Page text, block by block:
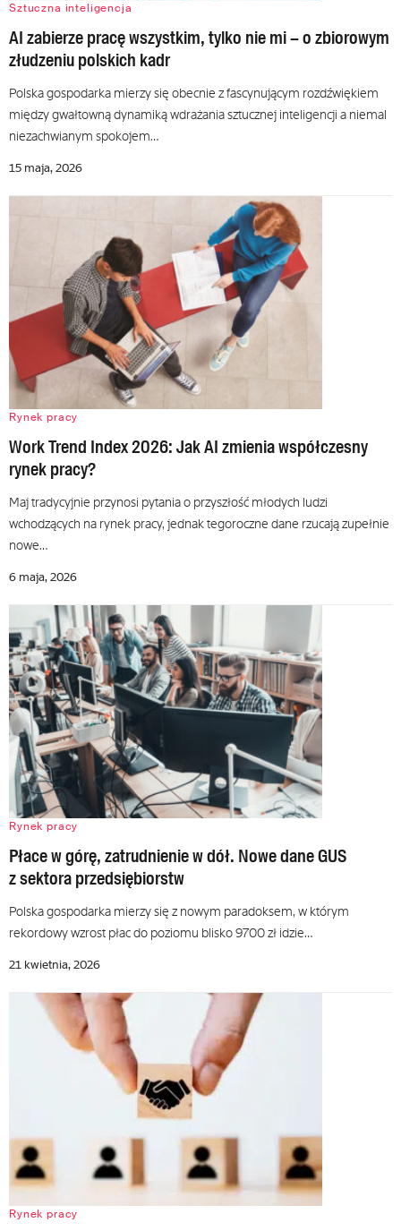
Sztuczna inteligencja
AI zabierze pracę wszystkim, tylko nie mi – o zbiorowym
złudzeniu polskich kadr
Polska gospodarka mierzy się obecnie z fascynującym rozdźwiękiem
między gwałtowną dynamiką wdrażania sztucznej inteligencji a niemal
niezachwianym spokojem…
15 maja, 2026
Rynek pracy
Work Trend Index 2026: Jak AI zmienia współczesny
rynek pracy?
Maj tradycyjnie przynosi pytania o przyszłość młodych ludzi
wchodzących na rynek pracy, jednak tegoroczne dane rzucają zupełnie
nowe…
6 maja, 2026
Rynek pracy
Płace w górę, zatrudnienie w dół. Nowe dane GUS
z sektora przedsiębiorstw
Polska gospodarka mierzy się z nowym paradoksem, w którym
rekordowy wzrost płac do poziomu blisko 9700 zł idzie…
21 kwietnia, 2026
Rynek pracy